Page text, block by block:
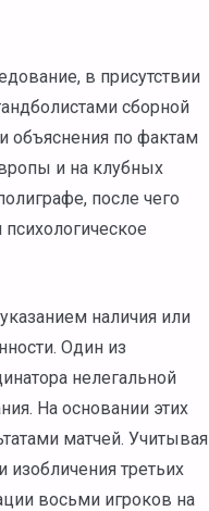
в присутствии
сборной
объяснения по фактам
и на клубных
после чего
наличия или
Один из
нелегальной
На основании этих
матчей. Учитывая
третьих
восьми игроков на